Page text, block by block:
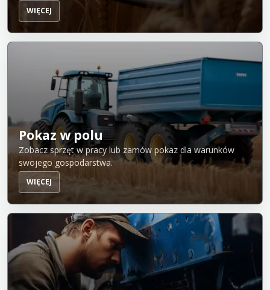
WIĘCEJ
Pokaz w polu
Zobacz sprzęt w pracy lub zamów pokaz dla warunków
swojego gospodarstwa.
WIĘCEJ